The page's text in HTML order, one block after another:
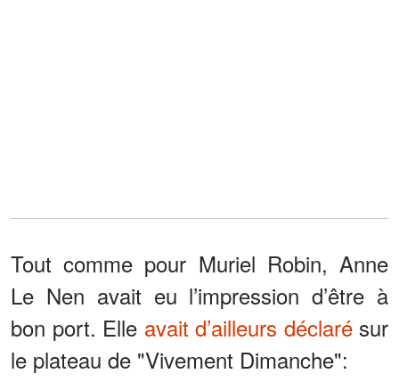
Tout comme pour Muriel Robin, Anne
Le Nen avait eu l’impression d’être à
bon port. Elle avait d’ailleurs déclaré sur
le plateau de "Vivement Dimanche":